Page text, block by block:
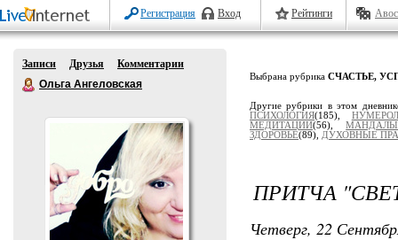
Регистрация Вход Рейтинги
Записи Друзья
Комментарии
Ольга Ангеловская
Выбрана рубрика СЧАСТЬЕ,
Другие рубрики в этом
ПСИХОЛОГИЯ(185),
МЕДИТАЦИИ(56),
ЗДОРОВЬЕ(89), ДУХОВНЫЕ
ПРИТЧА
Четверг, 22